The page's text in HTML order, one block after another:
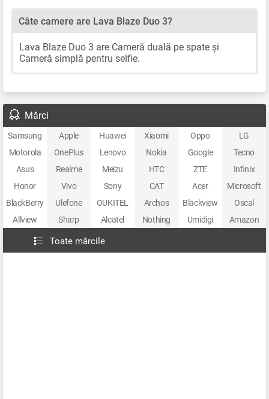
Câte camere are Lava Blaze Duo 3?
Lava Blaze Duo 3 are Cameră duală pe spate și
Cameră simplă pentru selfie.
Mărci
Samsung Apple Huawei Xiaomi Oppo
LG
Motorola
OnePlus Lenovo Nokia Google
Tecno
Asus
Realme Meizu HTC ZTE
Infinix
Honor
Vivo Sony CAT Acer
Microsoft
BlackBerry
Ulefone OUKITEL Archos Blackview
Oscal
Allview
Sharp Alcatel Nothing Umidigi Amazon
Toate mărcile